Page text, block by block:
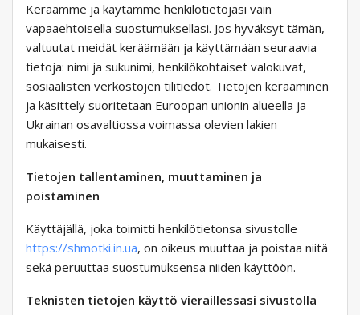
Keräämme ja käytämme henkilötietojasi vain
vapaaehtoisella suostumuksellasi. Jos hyväksyt tämän,
valtuutat meidät keräämään ja käyttämään seuraavia
tietoja: nimi ja sukunimi, henkilökohtaiset valokuvat,
sosiaalisten verkostojen tilitiedot. Tietojen kerääminen
ja käsittely suoritetaan Euroopan unionin alueella ja
Ukrainan osavaltiossa voimassa olevien lakien
mukaisesti.
Tietojen tallentaminen, muuttaminen ja
poistaminen
Käyttäjällä, joka toimitti henkilötietonsa sivustolle
https://shmotki.in.ua, on oikeus muuttaa ja poistaa niitä
sekä peruuttaa suostumuksensa niiden käyttöön.
Teknisten tietojen käyttö vieraillessasi sivustolla